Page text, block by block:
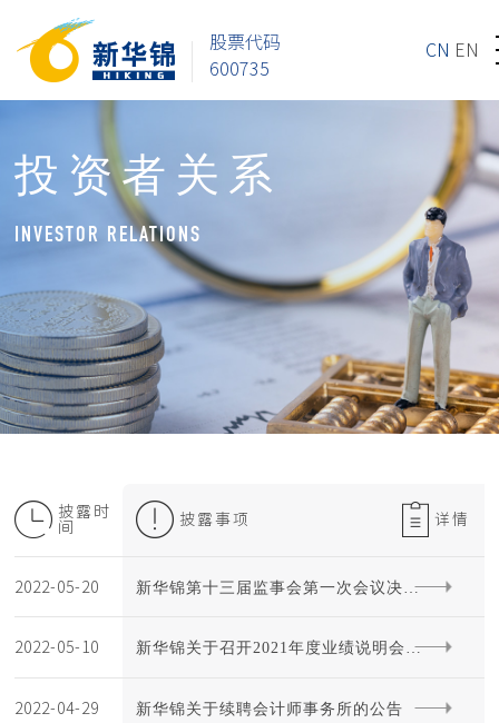
股票代码
600735
CN EN
投资者关系
INVESTOR RELATIONS
披露时
间
披露事项 详情
2022-05-20 新华锦第十三届监事会第一次会议决议
公告
2022-05-10 新华锦关于召开2021年度业绩说明会的
公告
2022-04-29 新华锦关于续聘会计师事务所的公告